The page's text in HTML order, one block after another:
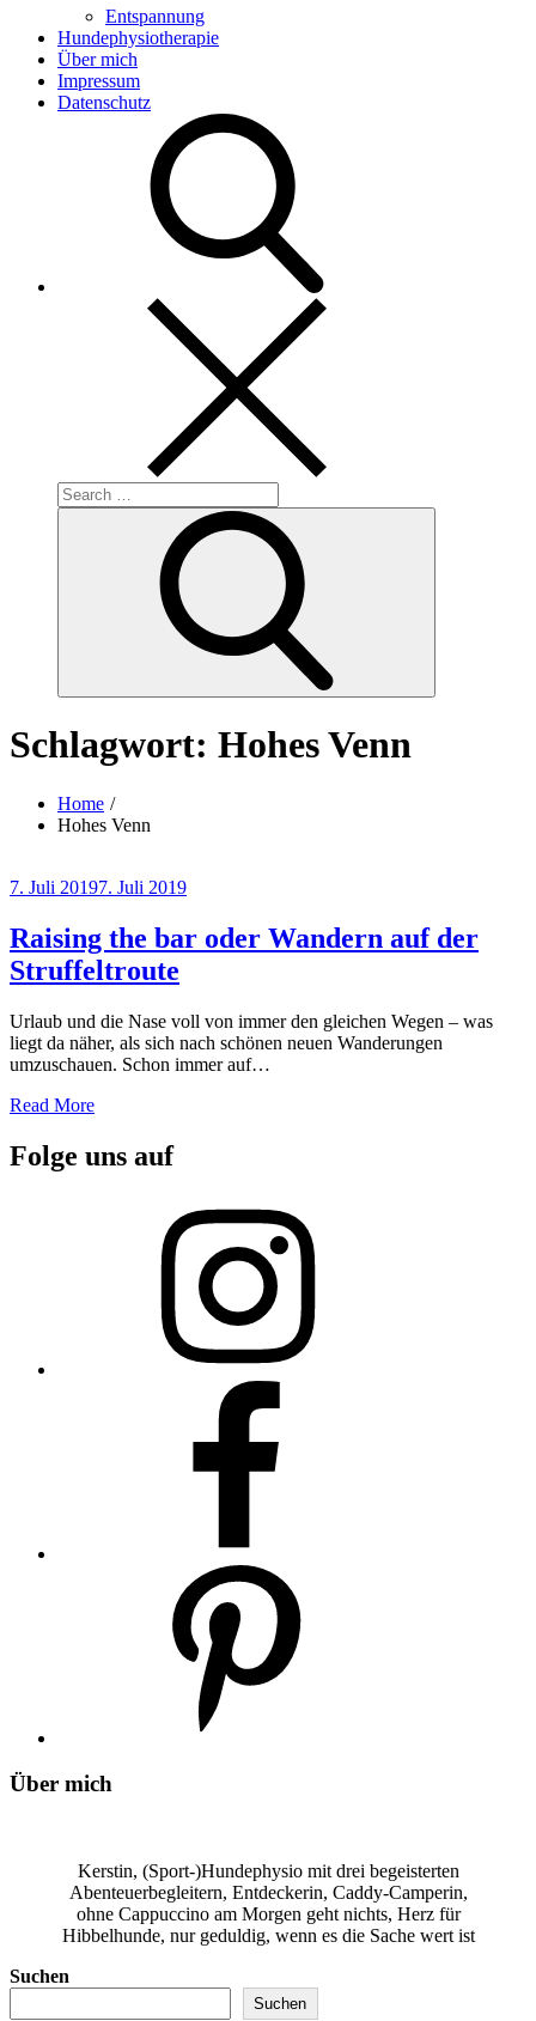
Entspannung
Hundephysiotherapie
Über mich
Impressum
Datenschutz
Search
for:
Schlagwort: Hohes Venn
Home
Hohes Venn
Posted
7. Juli 20197. Juli 2019
Raising the bar oder Wandern auf der
Struffeltroute
Urlaub und die Nase voll von immer den gleichen Wegen – was
liegt da näher, als sich nach schönen neuen Wanderungen
umzuschauen. Schon immer auf…
Read More
Folge uns auf
Über mich
Kerstin, (Sport-)Hundephysio mit drei begeisterten
Abenteuerbegleitern, Entdeckerin, Caddy-Camperin,
ohne Cappuccino am Morgen geht nichts, Herz für
Hibbelhunde, nur geduldig, wenn es die Sache wert ist
Suchen
Suchen